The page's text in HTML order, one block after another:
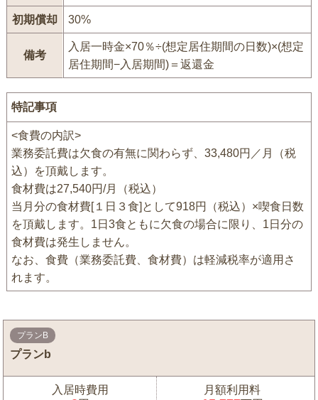
初期償却 30%
備考
入居一時金×70％÷(想定居住期間の日数)×(想定
居住期間−入居期間)＝返還金
特記事項
<食費の内訳>
業務委託費は欠食の有無に関わらず、33,480円／月（税
込）を頂戴します。
食材費は27,540円/月（税込）
当月分の食材費[１日３食]として918円（税込）×喫食日数
を頂戴します。1日3食ともに欠食の場合に限り、1日分の
食材費は発生しません。
なお、食費（業務委託費、食材費）は軽減税率が適用さ
れます。
プランB
プランb
入居時費用 月額利用料